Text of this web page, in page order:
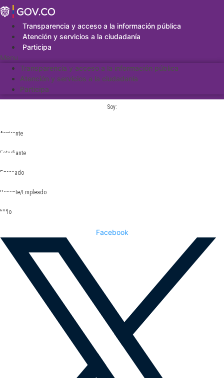
Saltar
al
contenidoTransparencia y acceso a la información pública
Atención y servicios a la ciudadanía
Participa
Menu
Transparencia y acceso a la información pública
Atención y servicios a la ciudadanía
Participa
Soy:
Aspirante
Estudiante
Egresado
Docente/Empleado
Niño
Facebook